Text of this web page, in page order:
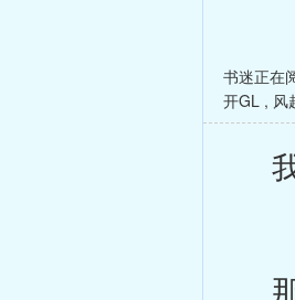
书迷正在
开GL , 风